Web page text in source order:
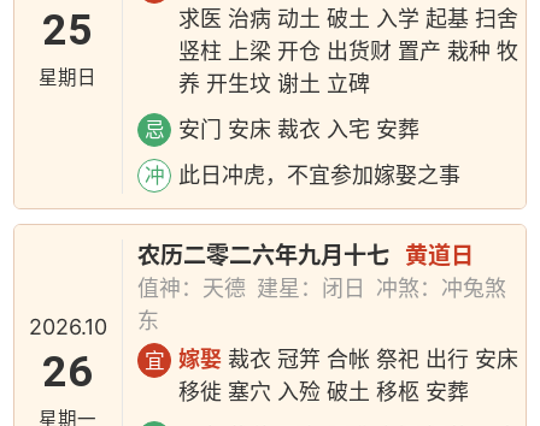
25
星期日
求医 治病 动土 破土 入学 起基 扫舍
竖柱 上梁 开仓 出货财 置产 栽种 牧
养 开生坟 谢土 立碑
忌 安门 安床 裁衣 入宅 安葬
冲 此日冲虎，不宜参加嫁娶之事
2026.10
26
星期一
农历二零二六年九月十七 黄道日
值神：天德 建星：闭日
冲煞：冲兔煞
东
宜 嫁娶 裁衣 冠笄 合帐 祭祀 出行 安床
移徙 塞穴 入殓 破土 移柩 安葬